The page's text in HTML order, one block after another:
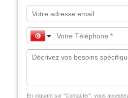
En cliquant sur "Contacter", vous